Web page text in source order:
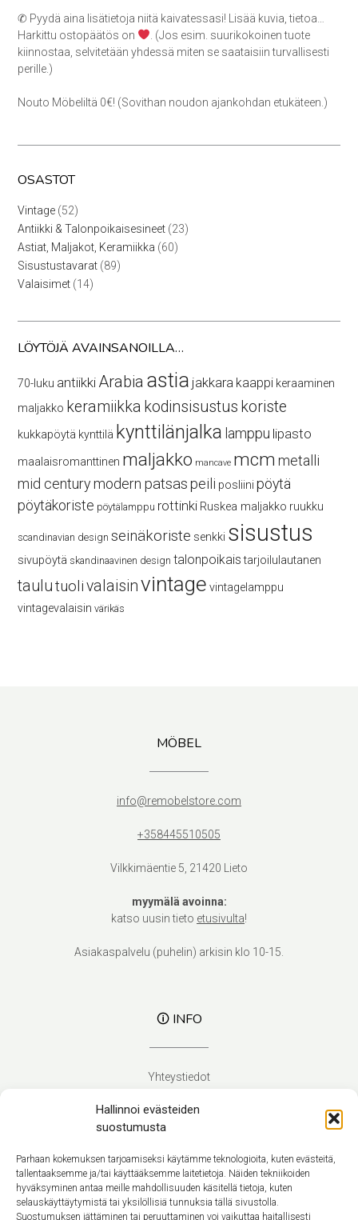
Hallinnoi evästeiden
suostumusta
Parhaan kokemuksen tarjoamiseksi käytämme teknologioita, kuten evästeitä,
tallentaaksemme ja/tai käyttääksemme laitetietoja. Näiden tekniikoiden
hyväksyminen antaa meille mahdollisuuden käsitellä tietoja, kuten
selauskäyttäytymistä tai yksilöllisiä tunnuksia tällä sivustolla.
Suostumuksen jättäminen tai peruuttaminen voi vaikuttaa haitallisesti
✆ Pyydä aina lisätietoja niitä kaivatessasi! Lisää kuvia, tietoa…
Harkittu ostopäätös on
. (Jos esim. suurikokoinen tuote
kiinnostaa, selvitetään yhdessä miten se saataisiin turvallisesti
perille.)
Nouto Möbeliltä 0€! (Sovithan noudon ajankohdan etukäteen.)
OSASTOT
Vintage 5252
tuotetta
Antiikki & Talonpoikaisesineet 2323
Astiat, Maljakot, Keramiikka 6060
Sisustustavarat 8989
Valaisimet 1414
LÖYTÖJÄ AVAINSANOILLA…
70-luku antiikki Arabia astia jakkara kaappi keraaminen
maljakko keramiikka kodinsisustus koriste
kukkapöytä kynttilä kynttilänjalka lamppu lipasto
maalaisromanttinen maljakko mancave mcm metalli
mid century modern patsaspeili posliini pöytä
pöytäkoriste pöytälamppu rottinki Ruskea maljakko ruukku
scandinavian design seinäkoriste senkki sisustus
sivupöytä skandinaavinen design talonpoikais tarjoilulautanen
taulutuolivalaisinvintage vintagelamppu
vintagevalaisin värikäs
MÖBEL
info@remobelstore.com
+358445510505
Vilkkimäentie 5, 21420 Lieto
myymälä avoinna:
katso uusin tieto etusivulta!
Asiakaspalvelu (puhelin) arkisin klo 10-15.
🛈 INFO
Yhteystiedot
Toimitusehdot
Tietosuojaseloste
Suomi